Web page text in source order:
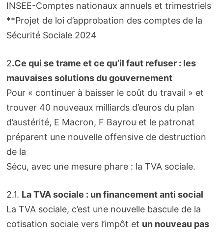
INSEE-Comptes nationaux annuels et trimestriels
**Projet de loi d’approbation des comptes de la
Sécurité Sociale 2024
2.Ce qui se trame et ce qu’il faut refuser : les
mauvaises solutions du gouvernement
Pour « continuer à baisser le coût du travail » et
trouver 40 nouveaux milliards d’euros du plan
d’austérité, E Macron, F Bayrou et le patronat
préparent une nouvelle offensive de destruction
de la
Sécu, avec une mesure phare : la TVA sociale.
2.1. La TVA sociale : un financement anti social
La TVA sociale, c’est une nouvelle bascule de la
cotisation sociale vers l’impôt et un nouveau pas